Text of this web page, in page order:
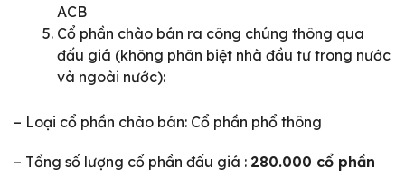
ACB
Cổ phần chào bán ra công chúng thông qua
đấu giá (không phân biệt nhà đầu tư trong nước
và ngoài nước):
– Loại cổ phần chào bán: Cổ phần phổ thông
– Tổng số lượng cổ phần đấu giá : 280.000 cổ phần